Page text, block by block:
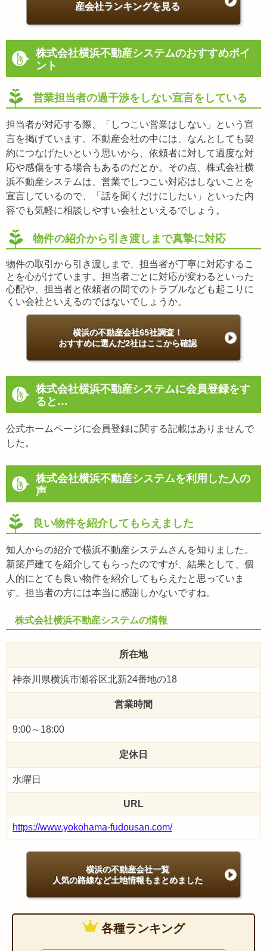
産会社ランキングを見る
株式会社横浜不動産システムのおすすめポイ
ント
営業担当者の過干渉をしない宣言をしている
担当者が対応する際、「しつこい営業はしない」という宣
言を掲げています。不動産会社の中には、なんとしても契
約につなげたいという思いから、依頼者に対して過度な対
応や感傷をする場合もあるのだとか。その点、株式会社横
浜不動産システムは、営業でしつこい対応はしないことを
宣言しているので、「話を聞くだけにしたい」といった内
容でも気軽に相談しやすい会社といえるでしょう。
物件の紹介から引き渡しまで真摯に対応
物件の取引から引き渡しまで、担当者が丁寧に対応するこ
とを心がけています。担当者ごとに対応が変わるといった
心配や、担当者と依頼者の間でのトラブルなども起こりに
くい会社といえるのではないでしょうか。
横浜の不動産会社65社調査！
おすすめに選んだ2社はここから確認
株式会社横浜不動産システムに会員登録をす
ると…
公式ホームページに会員登録に関する記載はありませんで
した。
株式会社横浜不動産システムを利用した人の
声
良い物件を紹介してもらえました
知人からの紹介で横浜不動産システムさんを知りました。
新築戸建てを紹介してもらったのですが、結果として、個
人的にとても良い物件を紹介してもらえたと思っていま
す。担当者の方には本当に感謝しかないですね。
株式会社横浜不動産システムの情報
所在地
神奈川県横浜市瀬谷区北新24番地の18
営業時間
9:00～18:00
定休日
水曜日
URL
https://www.yokohama-fudousan.com/
横浜の不動産会社一覧
人気の路線など土地情報もまとめました
各種ランキング